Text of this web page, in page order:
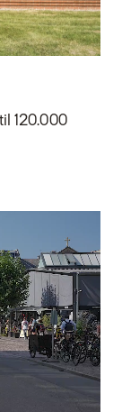
120.000